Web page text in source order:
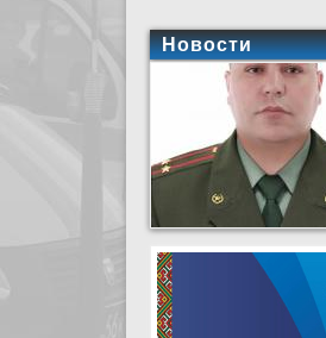
Новости